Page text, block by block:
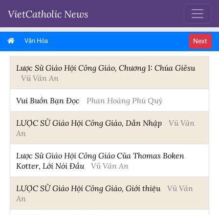
VietCatholic News
Văn Hóa Next
Lược Sử Giáo Hội Công Giáo, Chương 1: Chúa Giêsu
Vũ Văn An
Vui Buồn Bạn Đọc Phan Hoàng Phú Quý
LƯỢC SỬ Giáo Hội Công Giáo, Dẫn Nhập
Vũ Văn
An
Lược Sử Giáo Hội Công Giáo Của Thomas Boken
Kotter, Lời Nói Đầu
Vũ Văn An
LƯỢC SỬ Giáo Hội Công Giáo, Giới thiệu
Vũ Văn
An